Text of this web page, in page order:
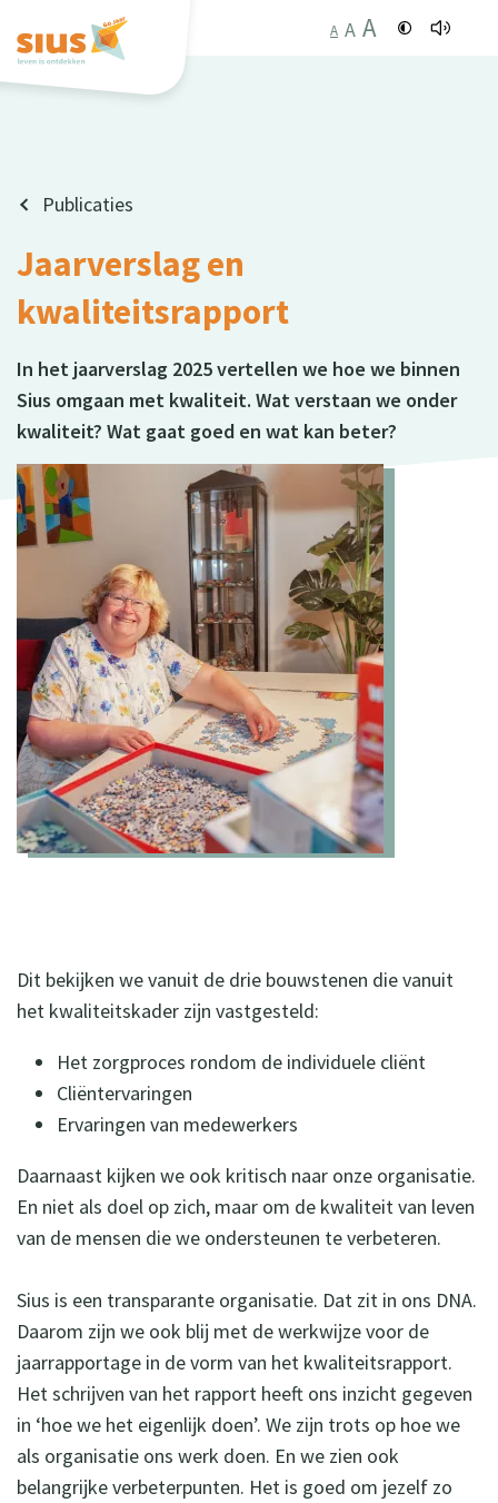
A A A
Publicaties
Jaarverslag en
kwaliteitsrapport
In het jaarverslag 2025 vertellen we hoe we binnen
Sius omgaan met kwaliteit. Wat verstaan we onder
kwaliteit? Wat gaat goed en wat kan beter?
Dit bekijken we vanuit de drie bouwstenen die vanuit
het kwaliteitskader zijn vastgesteld:
Het zorgproces rondom de individuele cliënt
Cliëntervaringen
Ervaringen van medewerkers
Daarnaast kijken we ook kritisch naar onze organisatie.
En niet als doel op zich, maar om de kwaliteit van leven
van de mensen die we ondersteunen te verbeteren.
Sius is een transparante organisatie. Dat zit in ons DNA.
Daarom zijn we ook blij met de werkwijze voor de
jaarrapportage in de vorm van het kwaliteitsrapport.
Het schrijven van het rapport heeft ons inzicht gegeven
in ‘hoe we het eigenlijk doen’. We zijn trots op hoe we
als organisatie ons werk doen. En we zien ook
belangrijke verbeterpunten. Het is goed om jezelf zo